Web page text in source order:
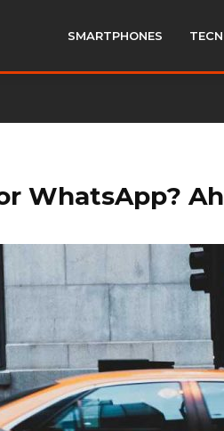
SMARTPHONES
WhatsApp?